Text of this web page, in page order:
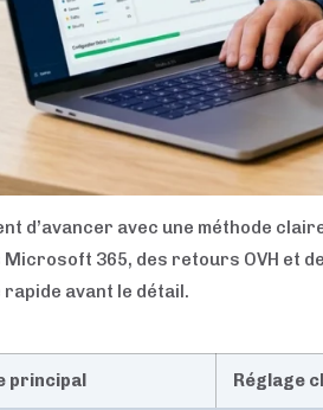
d’avancer avec une méthode
Microsoft 365, des retours OVH et
avant le détail.
principal Réglage